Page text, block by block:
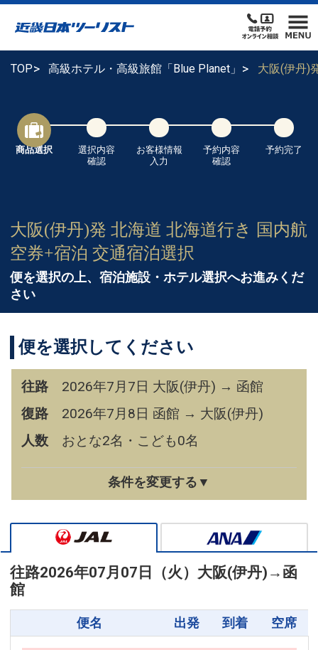
TOP 高級ホテル・高級旅館「Blue Planet」 大阪(伊丹)
商品選択
選択内容
確認
お客様情報
入力
予約内容
確認
予約完了
大阪(伊丹)発 北海道 北海道行き 国内航
空券+宿泊 交通宿泊選択
便を選択の上、宿泊施設・ホテル選択へお進みくだ
さい
便を選択してください
往路
2026年7月7日 大阪(伊丹) → 函館
復路
2026年7月8日 函館 → 大阪(伊丹)
人数
おとな2名・こども0名
条件を変更する▼
往路2026年07月07日（火） 大阪(伊丹) → 函
館
便名 出発 到着 空席